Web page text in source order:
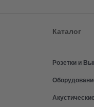
Каталог
Розетки и